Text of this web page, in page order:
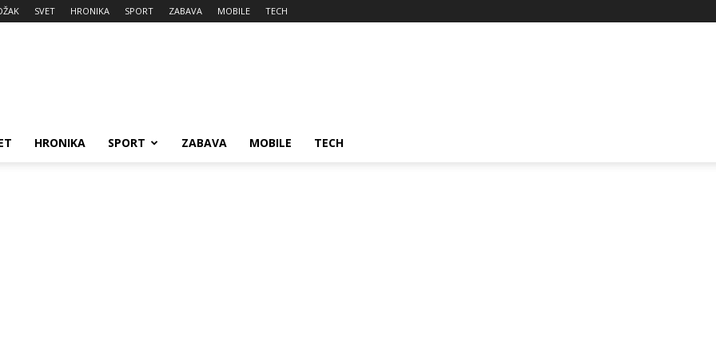
SVET HRONIKA SPORT ZABAVA MOBILE TECH
HRONIKA SPORT ZABAVA MOBILE TECH